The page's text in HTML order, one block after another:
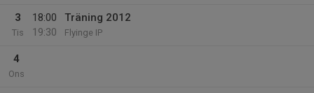
3
Tis
18:00
19:30
Träning 2012
Flyinge IP
4
Ons